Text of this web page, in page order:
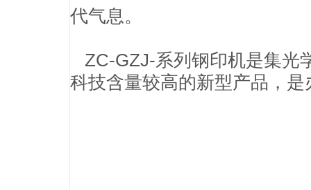
代气息。
ZC-GZJ-系列钢印机是集光
科技含量较高的新型产品，